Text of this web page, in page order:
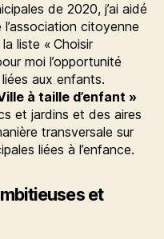
de 2020, j’ai aidé
citoyenne
liste « Choisir
moi l’opportunité
aux enfants.
à taille d’enfant »
et jardins et des aires
transversale sur
liées à l’enfance.
et